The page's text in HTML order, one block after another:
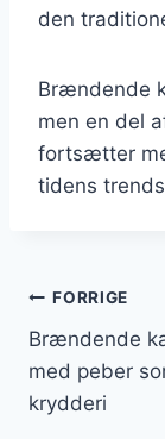
den
Brændende
men en del
fortsætter
tidens
FORRIGE
Brændende
med peber
krydderi